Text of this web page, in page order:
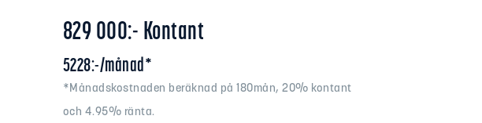
829 000:- Kontant
5228:-/månad*
*Månadskostnaden beräknad på 180mån, 20% kontant
och 4.95% ränta.